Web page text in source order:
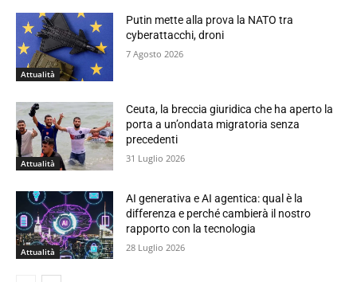
Attualità
Putin mette alla prova la NATO tra
cyberattacchi, droni
7 Agosto 2026
Attualità
Ceuta, la breccia giuridica che ha aperto la
porta a un’ondata migratoria senza
precedenti
31 Luglio 2026
Attualità
AI generativa e AI agentica: qual è la
differenza e perché cambierà il nostro
rapporto con la tecnologia
28 Luglio 2026